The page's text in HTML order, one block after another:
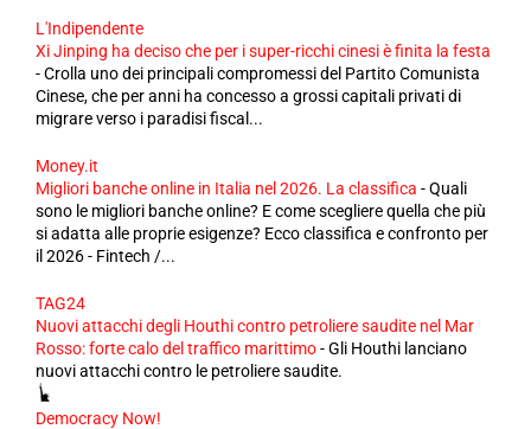
L'Indipendente
Xi Jinping ha deciso che per i super-ricchi cinesi è finita la festa
-Crolla uno dei principali compromessi del Partito Comunista
Cinese, che per anni ha concesso a grossi capitali privati di
migrare verso i paradisi fiscal...
Money.it
Migliori banche online in Italia nel 2026. La classifica -Quali
sono le migliori banche online? E come scegliere quella che più
si adatta alle proprie esigenze? Ecco classifica e confronto per
il 2026 - Fintech /...
TAG24
Nuovi attacchi degli Houthi contro petroliere saudite nel Mar
Rosso: forte calo del traffico marittimo-Gli Houthi lanciano
nuovi attacchi contro le petroliere saudite.
Democracy Now!